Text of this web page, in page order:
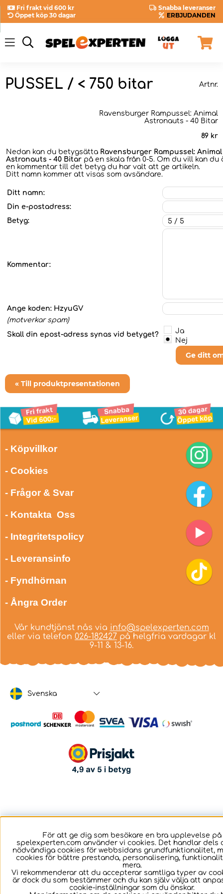
Fri frakt vid 600 kr
Snabba leveranser
Öppet köp 30 dagar
ERBJUDANDEN
PUSSEL / < 750 bitar Artnr.
Ravensburger Rampussel: Animal
Astronauts - 40 Bitar
89 kr
Nedan kan du betygsätta Ravensburger Rampussel: Animal
Astronauts - 40 Bitar på en skala från 0-5. Om du vill kan du
en kommentar till det betyg du har valt att ge artikeln.
Ditt namn kommer att visas som avsändare.
Ditt namn:
Din e-postadress:
Betyg:
Kommentar:
Ange koden: HzyuGV
(motverkar spam)
Skall din epost-adress synas vid betyget?
Ja
Nej
Ge ditt
« Till produktpresentationen
- Köpvillkor
- Cookies
- Frågor & Svar
- Kontakta Oss
- Integritetspolicy
- Leveransinfo
- Fyndhörnan
- Ångra Order
Vår kundtjänst nås via info@spelexperten.com
eller via telefon 026-182427 på helgfria vardagar kl
9-11 & 13-16.
Svenska
För att ge dig som besökare en bra upplevelse på
spelexperten.com använder vi cookies. Det handlar dels
nödvändiga cookies för webbsidans grundfunktionalitet,
cookies för bättre prestanda, personalisering,
mera.
Vi rekommenderar att du accepterar samtliga typer av
är dock du som bestämmer och du kan själv välja att
cookie-inställningar som du önskar.